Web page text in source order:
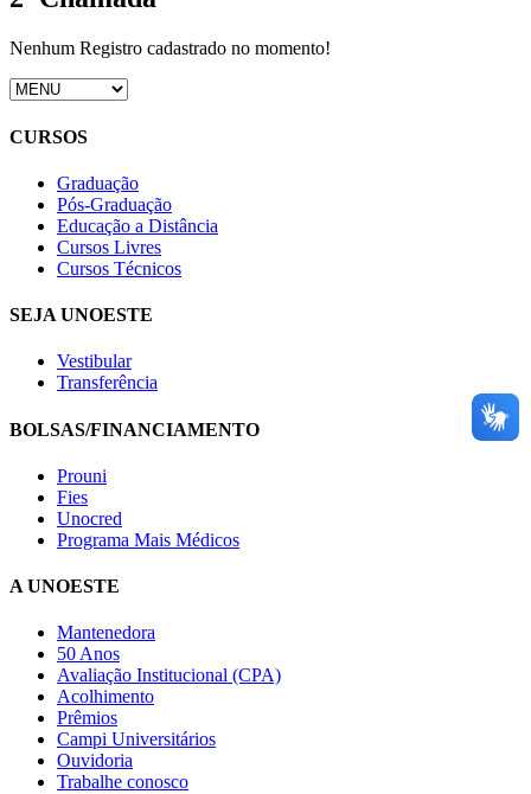
Nenhum Registro cadastrado no momento!
CURSOS
Graduação
Pós-Graduação
Educação a Distância
Cursos Livres
Cursos Técnicos
SEJA UNOESTE
Vestibular
Transferência
BOLSAS/FINANCIAMENTO
Prouni
Fies
Unocred
Programa Mais Médicos
A UNOESTE
Mantenedora
50 Anos
Avaliação Institucional (CPA)
Acolhimento
Prêmios
Campi Universitários
Ouvidoria
Trabalhe conosco